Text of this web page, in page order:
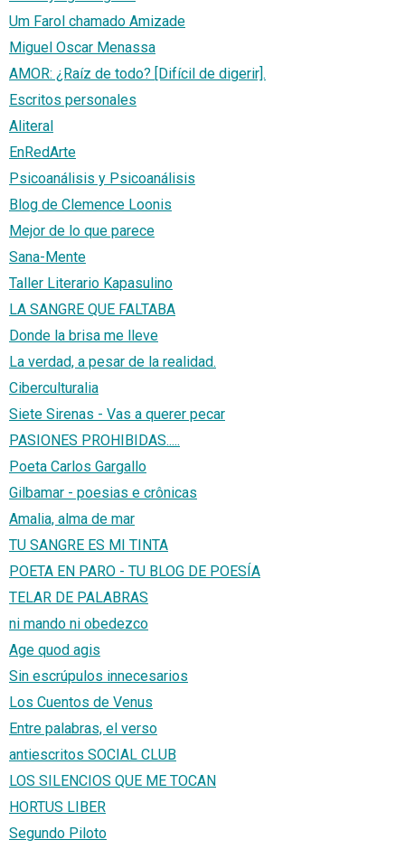
Um Farol chamado Amizade
Miguel Oscar Menassa
AMOR: ¿Raíz de todo? [Difícil de digerir].
Escritos personales
Aliteral
EnRedArte
Psicoanálisis y Psicoanálisis
Blog de Clemence Loonis
Mejor de lo que parece
Sana-Mente
Taller Literario Kapasulino
LA SANGRE QUE FALTABA
Donde la brisa me lleve
La verdad, a pesar de la realidad.
Ciberculturalia
Siete Sirenas - Vas a querer pecar
PASIONES PROHIBIDAS.....
Poeta Carlos Gargallo
Gilbamar - poesias e crônicas
Amalia, alma de mar
TU SANGRE ES MI TINTA
POETA EN PARO - TU BLOG DE POESÍA
TELAR DE PALABRAS
ni mando ni obedezco
Age quod agis
Sin escrúpulos innecesarios
Los Cuentos de Venus
Entre palabras, el verso
antiescritos SOCIAL CLUB
LOS SILENCIOS QUE ME TOCAN
HORTUS LIBER
Segundo Piloto